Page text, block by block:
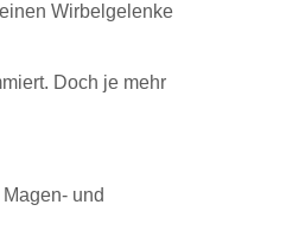
Wirbelgelenke
Doch je mehr
und